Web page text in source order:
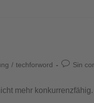
/ techforword Sin
mehr